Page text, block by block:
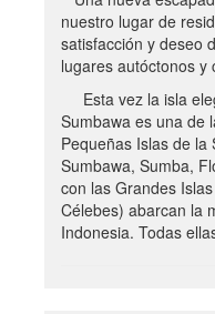
nuestro lugar de
satisfacción y deseo
lugares autóctonos y
Esta vez la isla
Sumbawa es una de
Pequeñas Islas de la
Sumbawa, Sumba,
con las Grandes
Célebes) abarcan la
Indonesia. Todas